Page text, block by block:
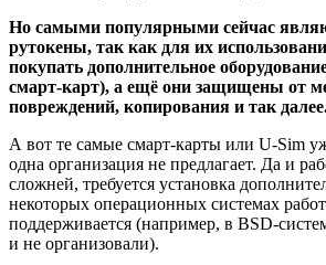
Но самыми популярными сейчас
рутокены, так как для их
покупать дополнительное
смарт-карт), а ещё они защищены от
повреждений, копирования и так
А вот те самые смарт-карты или U-Sim
одна организация не предлагает. Да и
сложней, требуется установка
некоторых операционных системах
поддерживается (например, в BSD-
и не организовали).